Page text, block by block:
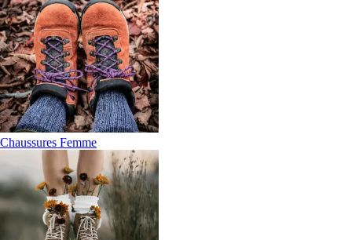
Chaussures Femme